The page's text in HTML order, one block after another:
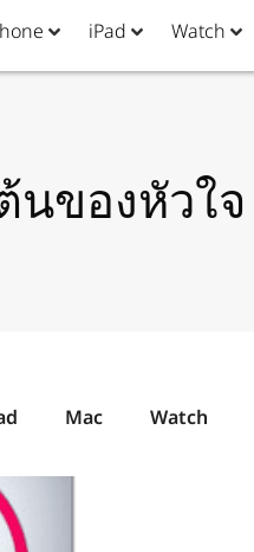
iPad Watch
นของหัวใจ
Mac Watch